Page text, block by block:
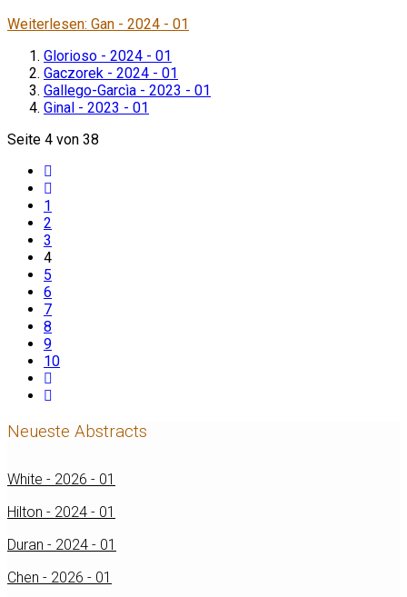
Weiterlesen: Gan - 2024 - 01
Glorioso - 2024 - 01
Gaczorek - 2024 - 01
Gallego-Garcìa - 2023 - 01
Ginal - 2023 - 01
Seite 4 von 38
1
2
3
4
5
6
7
8
9
10
Neueste Abstracts
White - 2026 - 01
Hilton - 2024 - 01
Duran - 2024 - 01
Chen - 2026 - 01